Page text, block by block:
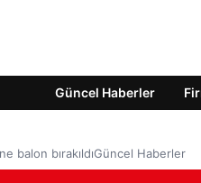
Güncel Haberler
balon bırakıldıGüncel Haberler